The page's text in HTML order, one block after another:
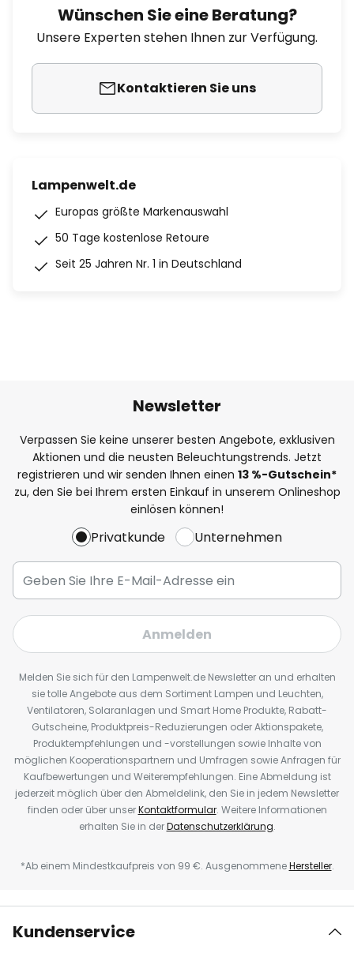
Wünschen Sie eine Beratung?
Unsere Experten stehen Ihnen zur Verfügung.
Kontaktieren Sie uns
Lampenwelt.de
Europas größte Markenauswahl
50 Tage kostenlose Retoure
Seit 25 Jahren Nr. 1 in Deutschland
Newsletter
Verpassen Sie keine unserer besten Angebote, exklusiven
Aktionen und die neusten Beleuchtungstrends. Jetzt
registrieren und wir senden Ihnen einen 13 %-Gutschein*
zu, den Sie bei Ihrem ersten Einkauf in unserem Onlineshop
einlösen können!
Privatkunde Unternehmen
Anmelden
Melden Sie sich für den Lampenwelt.de Newsletter an und erhalten
sie tolle Angebote aus dem Sortiment Lampen und Leuchten,
Ventilatoren, Solaranlagen und Smart Home Produkte, Rabatt-
Gutscheine, Produktpreis-Reduzierungen oder Aktionspakete,
Produktempfehlungen und -vorstellungen sowie Inhalte von
möglichen Kooperationspartnern und Umfragen sowie Anfragen für
Kaufbewertungen und Weiterempfehlungen. Eine Abmeldung ist
jederzeit möglich über den Abmeldelink, den Sie in jedem Newsletter
finden oder über unserKontaktformular. Weitere Informationen
erhalten Sie in derDatenschutzerklärung.
*Ab einem Mindestkaufpreis von 99 €. AusgenommeneHersteller.
Kundenservice